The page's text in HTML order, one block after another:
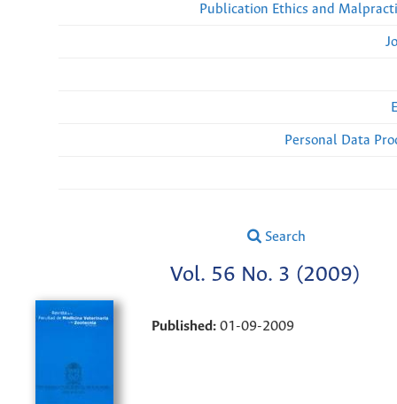
Publication Ethics and
Personal Data
Search
Vol. 56 No. 3 (2009)
Published:01-09-2009